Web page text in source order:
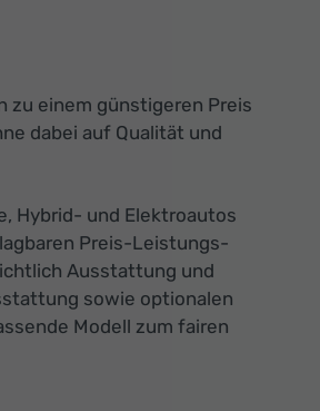
zu einem günstigeren Preis
dabei auf Qualität und
Hybrid- und Elektroautos
Preis-Leistungs-
Ausstattung und
sowie optionalen
Modell zum fairen